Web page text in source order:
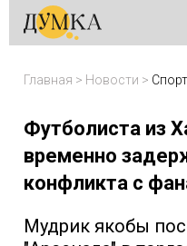
Главная > Новости > Спорт
Футболиста из
временно
конфликта с
Мудрик якобы